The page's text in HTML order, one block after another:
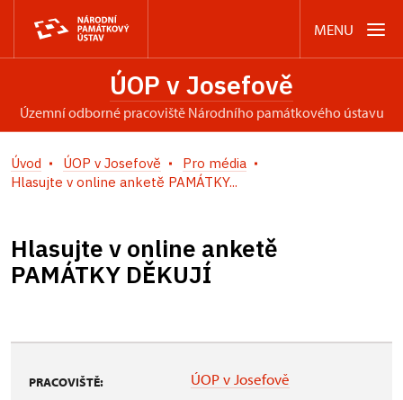
MENU
ÚOP v Josefově
územní odborné pracoviště Národního památkového ústavu
Úvod ÚOP v Josefově
Pro média
Hlasujte v online anketě PAMÁTKY...
Hlasujte v online anketě
PAMÁTKY DĚKUJÍ
PRACOVIŠTĚ: ÚOP v Josefově